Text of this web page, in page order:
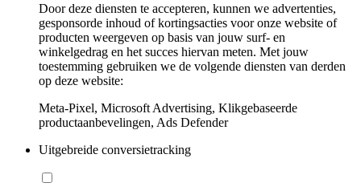
Door deze diensten te accepteren, kunnen we advertenties,
gesponsorde inhoud of kortingsacties voor onze website of
producten weergeven op basis van jouw surf- en
winkelgedrag en het succes hiervan meten. Met jouw
toestemming gebruiken we de volgende diensten van derden
op deze website:
Meta-Pixel, Microsoft Advertising, Klikgebaseerde
productaanbevelingen, Ads Defender
Uitgebreide conversietracking